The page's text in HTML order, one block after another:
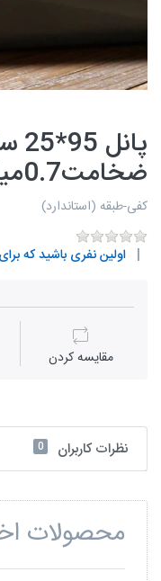
ضخامت0.7میلیمتر
کفی-طبقه (استاندارد)
اولین نفری باشید که
مقايسه كردن
نظرات کاربران 0
محصولات